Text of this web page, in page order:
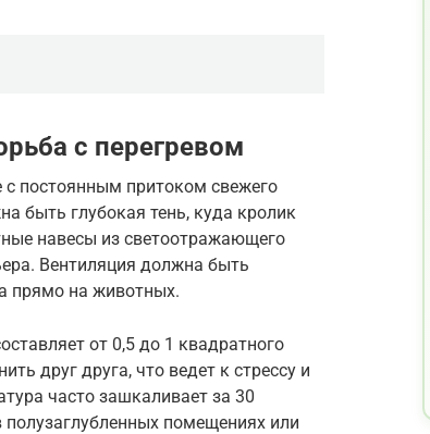
с перегревом
постоянным притоком свежего
быть глубокая тень, куда кролик
навесы из светоотражающего
Вентиляция должна быть
прямо на животных.
от 0,5 до 1 квадратного
друг друга, что ведет к стрессу и
часто зашкаливает за 30
помещениях или